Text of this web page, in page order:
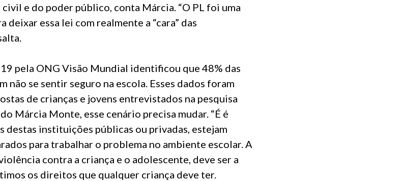
e do poder público, conta Márcia. “O PL foi uma
deixar essa lei com realmente a “cara” das
pela ONG Visão Mundial identificou que 48% das
não se sentir seguro na escola. Esses dados foram
de crianças e jovens entrevistados na pesquisa
Márcia Monte, esse cenário precisa mudar. “É é
destas instituições públicas ou privadas, estejam
para trabalhar o problema no ambiente escolar. A
contra a criança e o adolescente, deve ser a
os direitos que qualquer criança deve ter.